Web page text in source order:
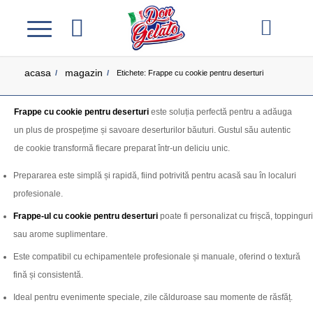
acasa / magazin / Etichete: Frappe cu cookie pentru deserturi
Frappe cu cookie pentru deserturi este soluția perfectă pentru a adăuga
un plus de prospețime și savoare deserturilor băuturi. Gustul său autentic
de cookie transformă fiecare preparat într-un deliciu unic.
Prepararea este simplă și rapidă, fiind potrivită pentru acasă sau în localuri
profesionale.
Frappe-ul cu cookie pentru deserturi poate fi personalizat cu frișcă, toppinguri
sau arome suplimentare.
Este compatibil cu echipamentele profesionale și manuale, oferind o textură
fină și consistentă.
Ideal pentru evenimente speciale, zile călduroase sau momente de răsfăț.